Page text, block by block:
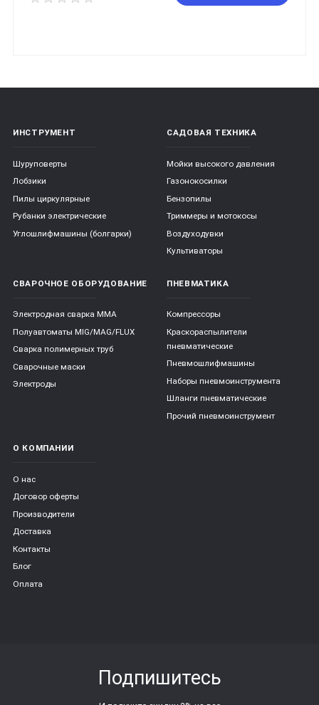
ИНСТРУМЕНТ
Шуруповерты
Лобзики
Пилы циркулярные
Рубанки электрические
Углошлифмашины (болгарки)
САДОВАЯ ТЕХНИКА
Мойки высокого давления
Газонокосилки
Бензопилы
Триммеры и мотокосы
Воздуходувки
Культиваторы
СВАРОЧНОЕ ОБОРУДОВАНИЕ
Электродная сварка ММА
Полуавтоматы MIG/MAG/FLUX
Сварка полимерных труб
Сварочные маски
Электроды
ПНЕВМАТИКА
Компрессоры
Краскораспылители
пневматические
Пневмошлифмашины
Наборы пневмоинструмента
Шланги пневматические
Прочий пневмоинструмент
О КОМПАНИИ
О нас
Договор оферты
Производители
Доставка
Контакты
Блог
Оплата
Подпишитесь